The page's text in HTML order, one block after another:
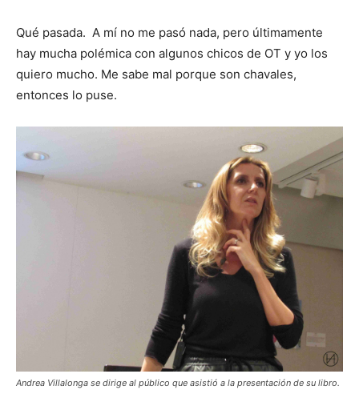
Qué pasada. A mí no me pasó nada, pero últimamente
hay mucha polémica con algunos chicos de OT y yo los
quiero mucho. Me sabe mal porque son chavales,
entonces lo puse.
Andrea Villalonga se dirige al público que asistió a la presentación de su libro.